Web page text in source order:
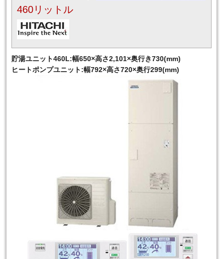
460リットル
貯湯ユニット460L:幅650×高さ2,101×奥行き730(mm)
ヒートポンプユニット:幅792×高さ720×奥行299(mm)